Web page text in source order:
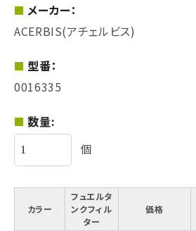
メーカー：
ACERBIS(アチェルビス)
型番：
0016335
数量:
個
カラー
フュエルタ
ンクフィル
ター
価格